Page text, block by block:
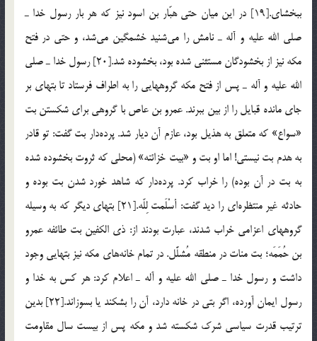
ببخشای.[19] در این میان حتی هبّار بن اسود نیز كه هر بار رسول خدا ـ
صلی الله علیه و آله ـ نامش را می‌شنید خشمگین می‌شد، و حتی در فتح
مكه نیز از بخشودگان مستثنی شده بود، بخشوده شد.[20] رسول خدا ـ صلی
الله علیه و آله ـ پس از فتح مكه گروههایی را به اطراف فرستاد تا بتهای بر
جای مانده قبایل را از بین ببرند. عمرو بن عاص با گروهی برای شكستن بت
«سواع» كه متعلق به هذیل بود، عازم آن دیار شد. پرده‌دار بت گفت: تو قادر
به هدم بت نیستی! اما او بت و «بیت خزائنه» (محلی كه ثروت بخشوده شده
به بت در آن بوده) را خراب كرد. پرده‌دار كه شاهد خورد شدن بت بوده و
حادثه غیر منتظره‌ای را دید گفت: أسْلَمت لِلّه.[21] بتهای دیگر كه به وسیله
گروههای اعزامی خراب شدند، عبارت بودند از: ذی الكفین بت طائفه عمرو
بن حُمَمَه؛ بت منات در منطقه مُشلَّل. در تمام خانه‌های مكه نیز بتهایی وجود
داشت و رسول خدا ـ صلی الله علیه و آله ـ اعلام كرد: هر كس به خدا و
رسول ایمان آورده، اگر بتی در خانه دارد، آن را بشكند یا بسوزاند.[22] بدین
ترتیب قدرت سیاسی شرك شكسته شد و مكه پس از بیست سال مقاومت